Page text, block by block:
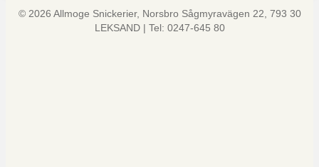
© 2026 Allmoge Snickerier, Norsbro Sågmyravägen 22, 793 30
LEKSAND | Tel: 0247-645 80